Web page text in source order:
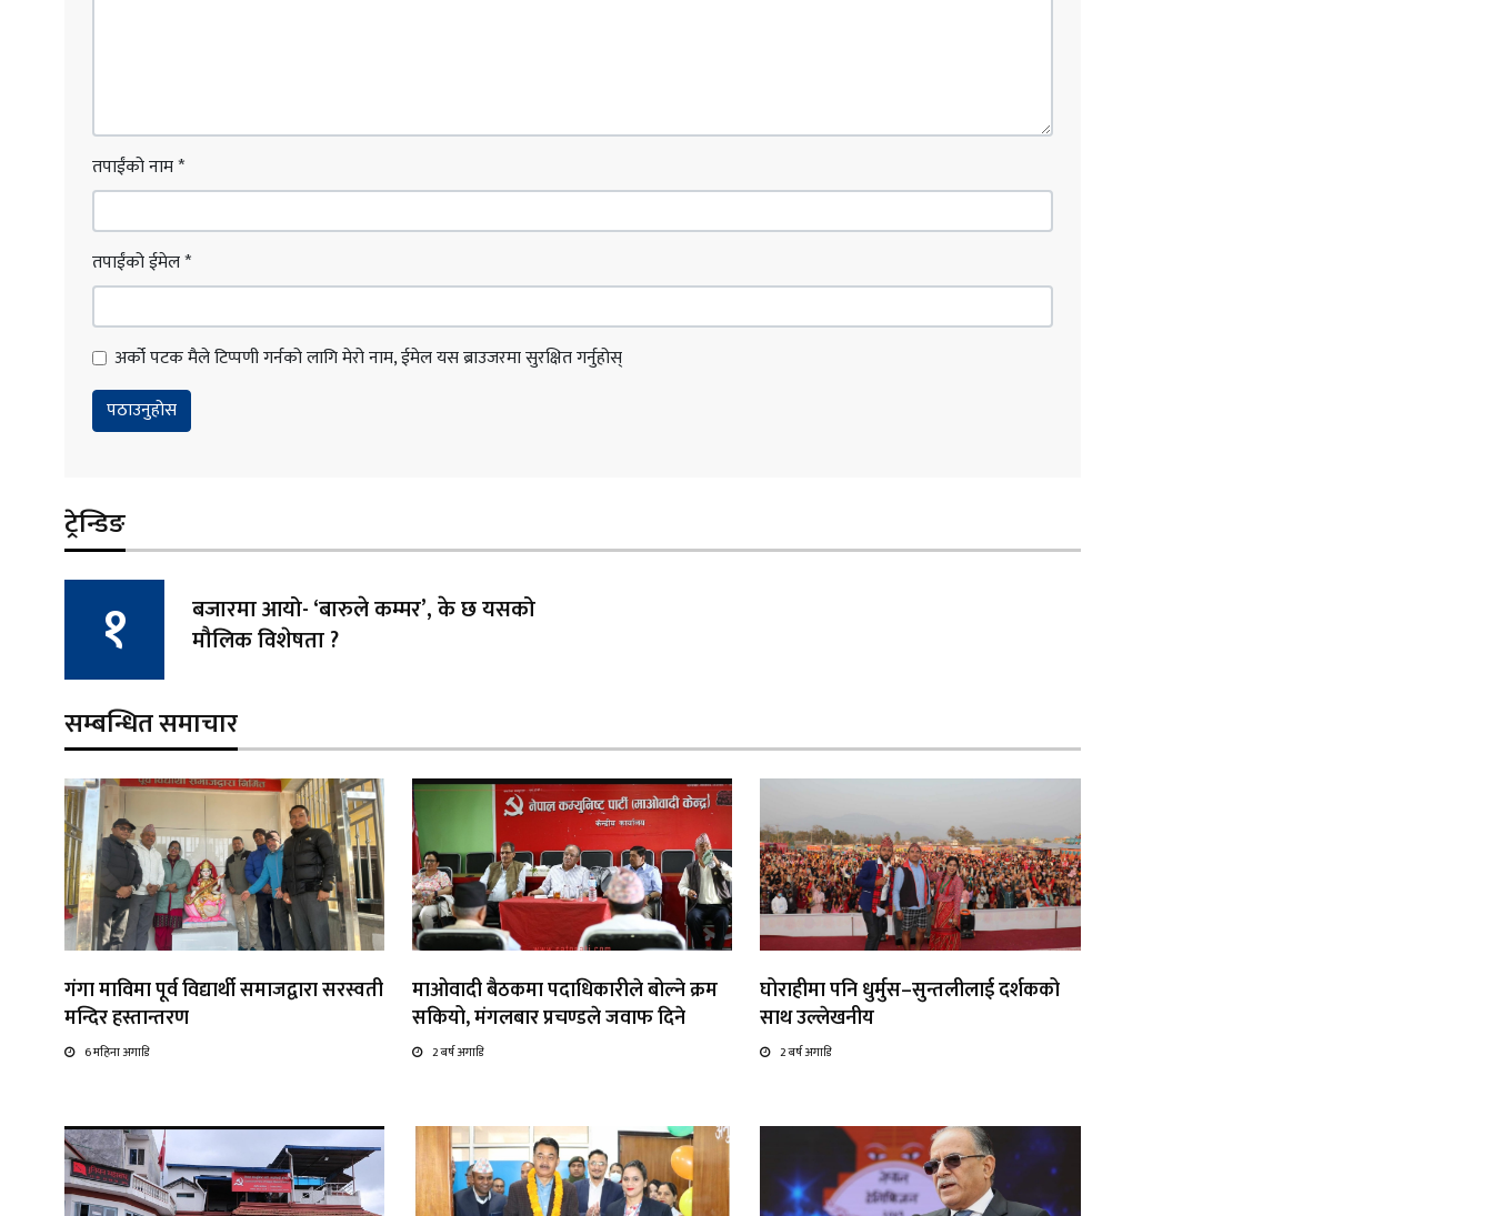
तपाईंको नाम*
तपाईंको ईमेल*
अर्को पटक मैले टिप्पणी गर्नको लागि मेरो नाम, ईमेल यस ब्राउजरमा सुरक्षित गर्नुहोस्
ट्रेन्डिङ
बजारमा आयो- ‘बारुले कम्मर’, के छ यसको
मौलिक विशेषता ?
सम्बन्धित समाचार
गंगा माविमा पूर्व विद्यार्थी समाजद्वारा सरस्वती
मन्दिर हस्तान्तरण
6 महिना अगाडि
माओवादी बैठकमा पदाधिकारीले बोल्ने क्रम
सकियो, मंगलबार प्रचण्डले जवाफ दिने
2 बर्ष अगाडि
घोराहीमा पनि धुर्मुस–सुन्तलीलाई दर्शकको
साथ उल्लेखनीय
2 बर्ष अगाडि